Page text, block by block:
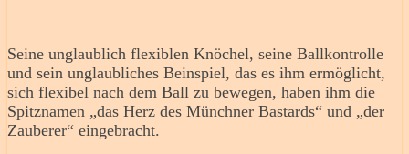
Seine unglaublich flexiblen Knöchel, seine Ballkontrolle
und sein unglaubliches Beinspiel, das es ihm ermöglicht,
sich flexibel nach dem Ball zu bewegen, haben ihm die
Spitznamen „das Herz des Münchner Bastards“ und „der
Zauberer“ eingebracht.